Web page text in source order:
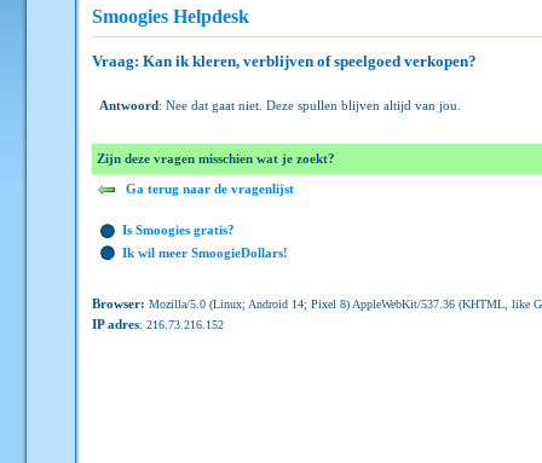
Smoogies Helpdesk
Vraag: Kan ik kleren, verblijven of speelgoed verkopen?
Antwoord: Nee dat gaat niet. Deze spullen blijven altijd van jou.
Zijn deze vragen misschien wat je zoekt?
Ga terug naar de vragenlijst
Is Smoogies gratis?
Ik wil meer SmoogieDollars!
Browser: Mozilla/5.0 (Linux; Android 14; Pixel 8) AppleWebKit/537.36 (KHTML, like
IP adres: 216.73.216.152